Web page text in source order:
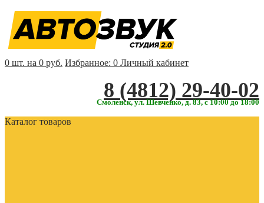
0 шт. на 0 руб. Избранное: 0 Личный кабинет
‎‎8 (4812) 29-40-02
Смоленск, ул. Шевченко, д. 83, с 10:00 до 18:00
Каталог товаров